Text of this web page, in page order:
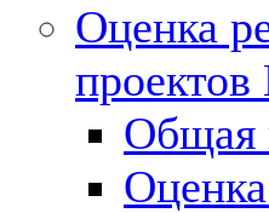
Оценка
Общая